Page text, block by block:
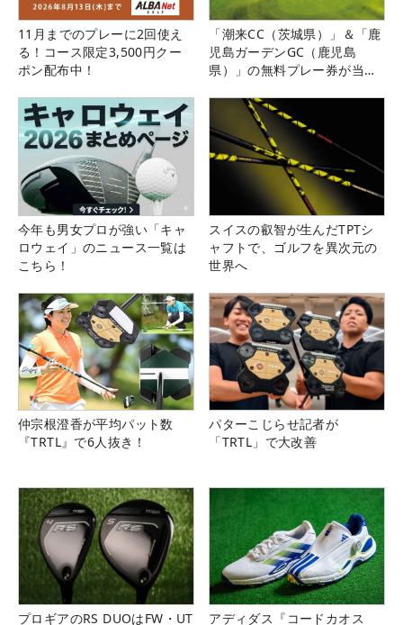
11月までのプレーに2回使え
る！コース限定3,500円クー
ポン配布中！
「潮来CC（茨城県）」＆「鹿
児島ガーデンGC（鹿児島
県）」の無料プレー券が当た
今年も男女プロが強い「キャ
ロウェイ」のニュース一覧は
こちら！
スイスの叡智が生んだTPTシ
ャフトで、ゴルフを異次元の
世界へ
仲宗根澄香が平均パット数
『TRTL』で6人抜き！
パターこじらせ記者が
「TRTL」で大改善
プロギアのRS DUOはFW・UT
アディダス『コードカオス